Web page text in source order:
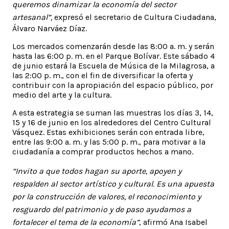
queremos dinamizar la economía del sector
artesanal”, expresó el secretario de Cultura Ciudadana,
Álvaro Narváez Díaz.
Los mercados comenzarán desde las 8:00 a. m. y serán
hasta las 6:00 p. m. en el Parque Bolívar. Este sábado 4
de junio estará la Escuela de Música de la Milagrosa, a
las 2:00 p. m., con el fin de diversificar la oferta y
contribuir con la apropiación del espacio público, por
medio del arte y la cultura.
A esta estrategia se suman las muestras los días 3, 14,
15 y 16 de junio en los alrededores del Centro Cultural
Vásquez. Estas exhibiciones serán con entrada libre,
entre las 9:00 a. m. y las 5:00 p. m., para motivar a la
ciudadanía a comprar productos hechos a mano.
“Invito a que todos hagan su aporte, apoyen y
respalden al sector artístico y cultural. Es una apuesta
por la construcción de valores, el reconocimiento y
resguardo del patrimonio y de paso ayudamos a
fortalecer el tema de la economía”, afirmó Ana Isabel